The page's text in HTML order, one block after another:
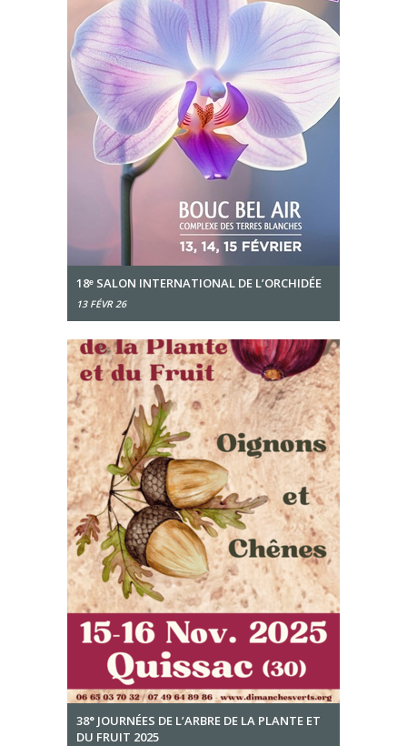
18ᵉ SALON INTERNATIONAL DE L’ORCHIDÉE
13 FÉVR 26
38° JOURNÉES DE L’ARBRE DE LA PLANTE ET
DU FRUIT 2025